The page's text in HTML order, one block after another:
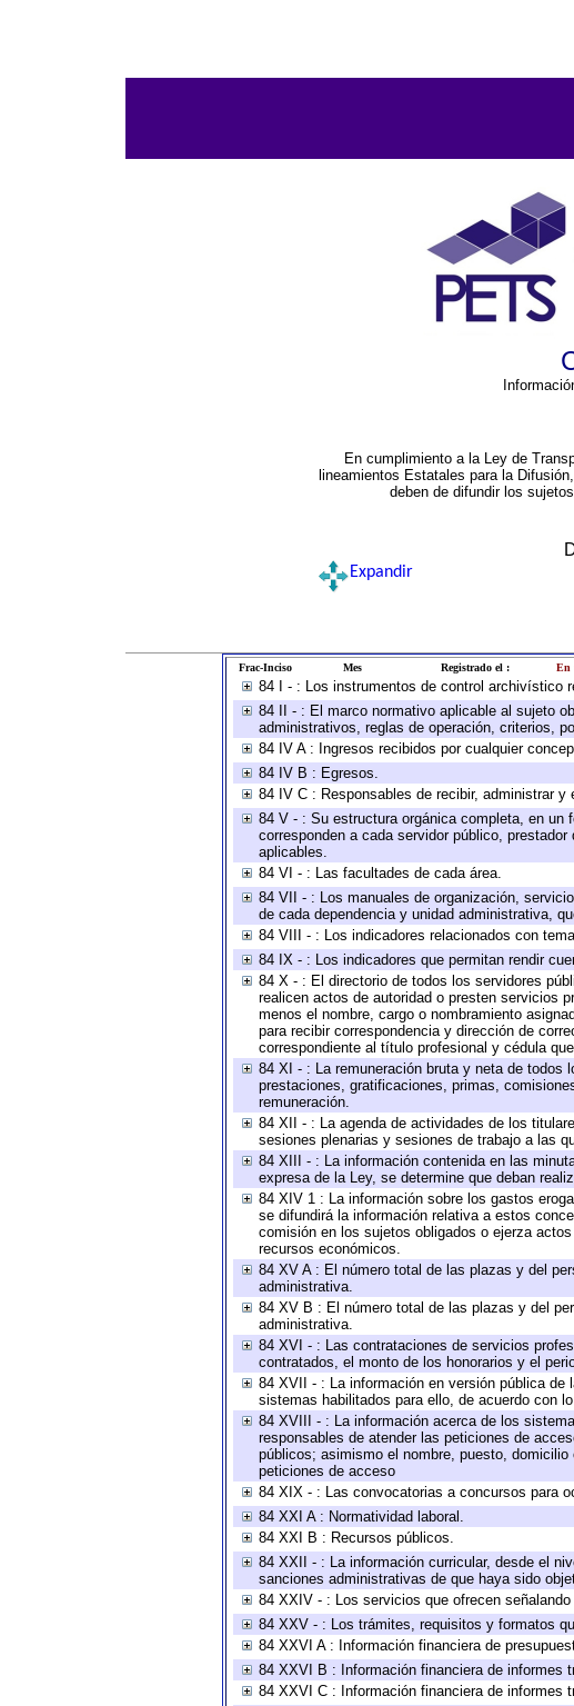
En cumplimiento a la Ley de
lineamientos Estatales para la
deben de difundir los
Expandir
Frac-Inciso Mes Registrado el : En
84 I - : Los instrumentos de control archivístico
84 II - : El marco normativo aplicable al sujeto
administrativos, reglas de operación, criterios,
84 IV A : Ingresos recibidos por cualquier
84 IV B : Egresos.
84 IV C : Responsables de recibir, administrar y
84 V - : Su estructura orgánica completa, en un
corresponden a cada servidor público,
aplicables.
84 VI - : Las facultades de cada área.
84 VII - : Los manuales de organización,
de cada dependencia y unidad administrativa,
84 VIII - : Los indicadores relacionados con
84 IX - : Los indicadores que permitan rendir
84 X - : El directorio de todos los servidores
realicen actos de autoridad o presten servicios
menos el nombre, cargo o nombramiento
para recibir correspondencia y dirección de
correspondiente al título profesional y cédula
84 XI - : La remuneración bruta y neta de todos
prestaciones, gratificaciones, primas,
remuneración.
84 XII - : La agenda de actividades de los
sesiones plenarias y sesiones de trabajo a las
84 XIII - : La información contenida en las
expresa de la Ley, se determine que deban
84 XIV 1 : La información sobre los gastos
se difundirá la información relativa a estos
comisión en los sujetos obligados o ejerza
recursos económicos.
84 XV A : El número total de las plazas y del
administrativa.
84 XV B : El número total de las plazas y del
administrativa.
84 XVI - : Las contrataciones de servicios
contratados, el monto de los honorarios y el
84 XVII - : La información en versión pública
sistemas habilitados para ello, de acuerdo con
84 XVIII - : La información acerca de los
responsables de atender las peticiones de
públicos; asimismo el nombre, puesto,
peticiones de acceso
84 XIX - : Las convocatorias a concursos para
84 XXI A : Normatividad laboral.
84 XXI B : Recursos públicos.
84 XXII - : La información curricular, desde el
sanciones administrativas de que haya sido
84 XXIV - : Los servicios que ofrecen
84 XXV - : Los trámites, requisitos y formatos
84 XXVI A : Información financiera de
84 XXVI B : Información financiera de informes
84 XXVI C : Información financiera de informes